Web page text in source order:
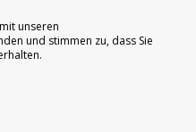
unseren
und stimmen zu, dass Sie